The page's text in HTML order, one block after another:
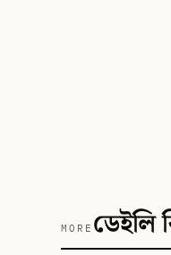
MORE ডেইলি